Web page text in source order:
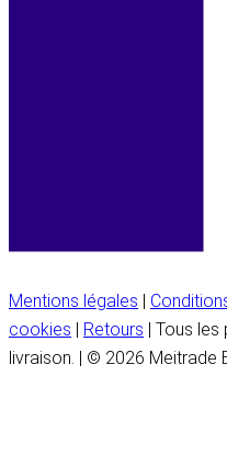
Mentions légales |
cookies | Retours | Tous les
livraison. | © 2026 Meitrade